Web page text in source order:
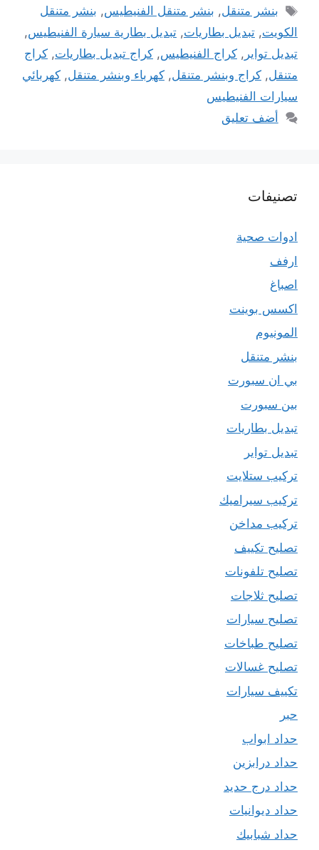
الوسوم
بنشر متنقل, بنشر متنقل الفنيطيس, بنشر متنقل
الكويت, تبديل بطاريات, تبديل بطارية سيارة الفنيطيس,
تبديل تواير , كراج الفنيطيس, كراج تبديل بطاريات, كراج
متنقل, كراج وبنشر متنقل, كهرباء وبنشر متنقل, كهربائي
سيارات الفنيطيس
أضف تعليق
تصنيفات
ادوات صحية
ارفف
اصباغ
اكسس بوينت
المونيوم
بنشر متنقل
بي ان سبورت
بين سبورت
تبديل بطاريات
تبديل تواير
تركيب ستلايت
تركيب سيراميك
تركيب مداخن
تصليح تكييف
تصليح تلفونات
تصليح ثلاجات
تصليح سيارات
تصليح طباخات
تصليح غسالات
تكييف سيارات
حبر
حداد ابواب
حداد درابزين
حداد درج حديد
حداد ديوانيات
حداد شبابيك